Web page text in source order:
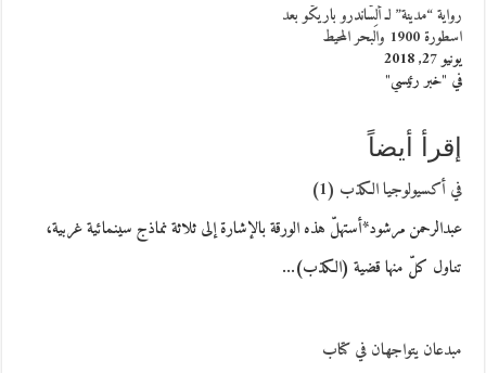
رواية “مدينة” لـ ألِسَّاندرو باريكُّو بعد
اسطورة 1900 والبحر المحيط
يونيو 27, 2018
في "خبر رئيسي"
إقرأ أيضاً
في أكسيولوجيا الكذب (1)
عبدالرحمن مرشود*أستهلّ هذه الورقة بالإشارة إلى ثلاثة نماذج سينمائية غربية،
تناول كلّ منها قضية (الكذب)…
مبدعان يتواجهان في كتاب